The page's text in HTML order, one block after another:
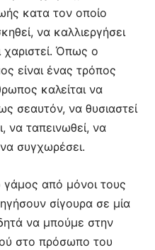
κατα τον οποίο
να καλλιεργήσει
Όπως ο
είναι ένας τρόπος
καλείται να
σεαυτόν, να θυσιαστεί
να ταπεινωθεί, να
συγχωρέσει.
από μόνοι τους
σίγουρα σε μία
να μπούμε στην
στο πρόσωπο του